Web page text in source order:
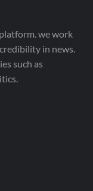
we work
in news.
such as